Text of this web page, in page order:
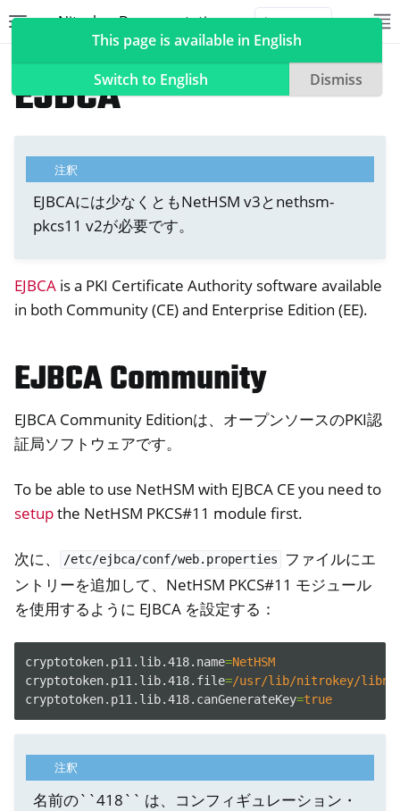
Nitrokey Documentation
navigation of Nitrokeys
navigation of NitroPad, NitroPC
navigation of ニトロフォン、ニトロタブレット
navigation of NetHSM
navigation of Container
navigation of Compatible Software
EJBCA
注釈
EJBCAには少なくともNetHSM v3とnethsm-
pkcs11 v2が必要です。
EJBCA is a PKI Certificate Authority software available
in both Community (CE) and Enterprise Edition (EE).
EJBCA Community
EJBCA Community Editionは、オープンソースのPKI認
証局ソフトウェアです。
To be able to use NetHSM with EJBCA CE you need to
setupthe NetHSM PKCS#11 module first.
次に、 /etc/ejbca/conf/web.properties
ファイルにエ
ントリーを追加して、NetHSM PKCS#11 モジュール
を使用するように EJBCA を設定する：
cryptotoken.p11.lib.418.name=NetHSM
cryptotoken.p11.lib.418.file=/usr/lib/nitrokey/
cryptotoken.p11.lib.418.canGenerateKey=true
注釈
名前の``418`` は、コンフィギュレーション・
This page is available in English
Switch to English
Dismiss